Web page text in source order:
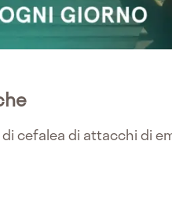
cefalea di attacchi di